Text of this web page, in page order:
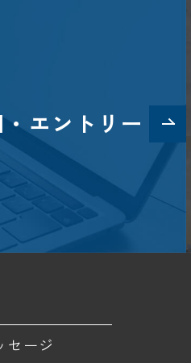
ます。
とで、午後からも集中し
既存のお客様へのフォ
エントリー
セージ